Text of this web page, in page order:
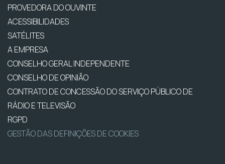
PROVEDORA DO OUVINTE
ACESSIBILIDADES
SATÉLITES
A EMPRESA
CONSELHO GERAL INDEPENDENTE
CONSELHO DE OPINIÃO
CONTRATO DE CONCESSÃO DO SERVIÇO PÚBLICO DE
RÁDIO E TELEVISÃO
RGPD
GESTÃO DAS DEFINIÇÕES DE COOKIES